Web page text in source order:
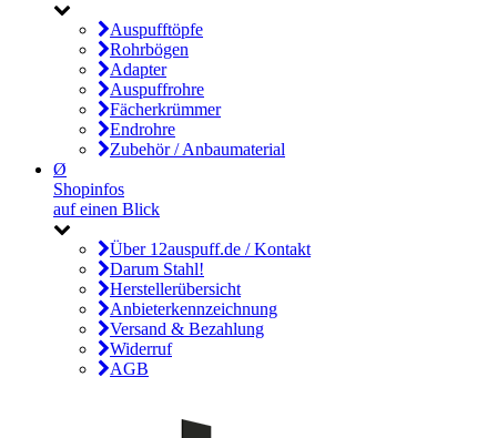
Auspufftöpfe
Rohrbögen
Adapter
Auspuffrohre
Fächerkrümmer
Endrohre
Zubehör / Anbaumaterial
Ø
Shopinfos
auf einen Blick
Über 12auspuff.de / Kontakt
Darum Stahl!
Herstellerübersicht
Anbieterkennzeichnung
Versand & Bezahlung
Widerruf
AGB